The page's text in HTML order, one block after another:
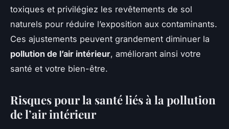
toxiques et privilégiez les revêtements de sol
naturels pour réduire l’exposition aux contaminants.
Ces ajustements peuvent grandement diminuer la
pollution de l’air intérieur, améliorant ainsi votre
santé et votre bien-être.
Risques pour la santé liés à la pollution
de l’air intérieur